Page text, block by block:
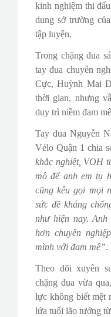
kinh nghiệm thi
dung sở trường
tập luyện.
Trong chặng đua
tay đua chuyên
Cực, Huỳnh Mai
thời gian, nhưng
duy trì niềm đam
Tay đua Nguyễn
Vélo Quận 1 chia
khắc nghiệt, VOH
mô để anh em tụ
cũng kêu gọi mọi
sức đề kháng
như hiện nay.
hơn chuyên
mình với đam mê”.
Theo dõi xuyên
chặng đua vừa
lực không biết mệt
lứa tuổi lão tướng